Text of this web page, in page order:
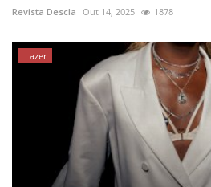
Revista Descla Out 14, 2025 1878
Lazer